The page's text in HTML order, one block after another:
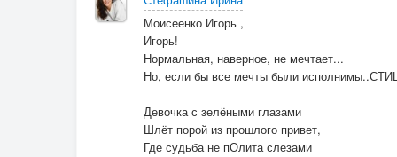
Моисеенко Игорь ,
Игорь!
Нормальная, наверное, не мечтает...
Но, если бы все мечты были
Девочка с зелёными глазами
Шлёт порой из прошлого привет,
Где судьба не пОлита слезами